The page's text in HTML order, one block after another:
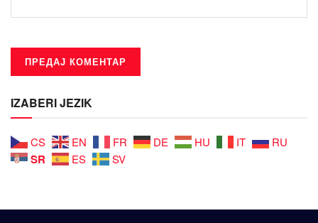
IZABERI JEZIK
CS EN FR DE HU IT RU
SR ES SV